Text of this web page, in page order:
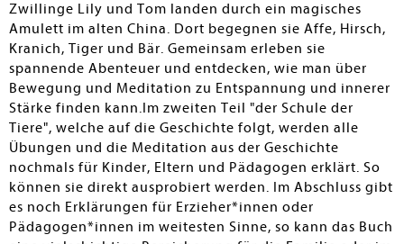
Zwillinge Lily und Tom landen durch ein magisches
Amulett im alten China. Dort begegnen sie Affe, Hirsch,
Kranich, Tiger und Bär. Gemeinsam erleben sie
spannende Abenteuer und entdecken, wie man über
Bewegung und Meditation zu Entspannung und innerer
Stärke finden kann.Im zweiten Teil "der Schule der
Tiere", welche auf die Geschichte folgt, werden alle
Übungen und die Meditation aus der Geschichte
nochmals für Kinder, Eltern und Pädagogen erklärt. So
können sie direkt ausprobiert werden. Im Abschluss gibt
es noch Erklärungen für Erzieher*innen oder
Pädagogen*innen im weitesten Sinne, so kann das Buch